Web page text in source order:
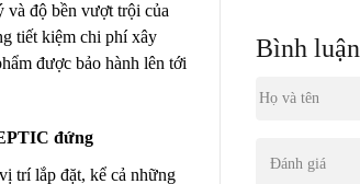
và độ bền vượt trội của
tiết kiệm chi phí xây
được bảo hành lên tới
đứng
trí lắp đặt, kể cả những
Bình luận